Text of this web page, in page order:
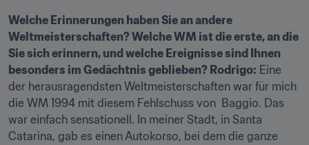
Welche Erinnerungen haben Sie an andere
Weltmeisterschaften? Welche WM ist die erste, an die
Sie sich erinnern, und welche Ereignisse sind Ihnen
besonders im Gedächtnis geblieben? Rodrigo: Eine
der herausragendsten Weltmeisterschaften war für mich
die WM 1994 mit diesem Fehlschuss von  Baggio. Das
war einfach sensationell. In meiner Stadt, in Santa
Catarina, gab es einen Autokorso, bei dem die ganze